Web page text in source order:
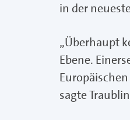
in der
„Überhaupt
Ebene.
sagte